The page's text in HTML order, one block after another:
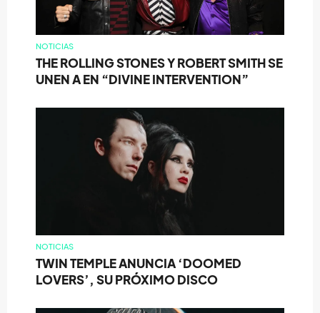
NOTICIAS
THE ROLLING STONES Y ROBERT SMITH SE
UNEN A EN “DIVINE INTERVENTION”
NOTICIAS
TWIN TEMPLE ANUNCIA ‘DOOMED
LOVERS’, SU PRÓXIMO DISCO